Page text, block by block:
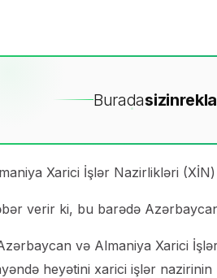
Buradasizin
Xarici İşlər Nazirlikləri
verir ki, bu barədə
və Almaniya Xarici
heyətini xarici işlər